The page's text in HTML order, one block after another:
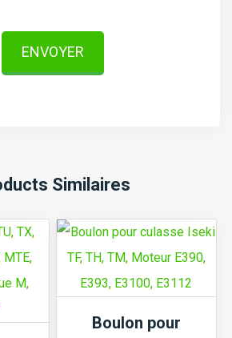
ENVOYER
Similaires
Boulon pour